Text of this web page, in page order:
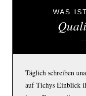
WAS
Täglich schreiben
auf Tichys Einblick